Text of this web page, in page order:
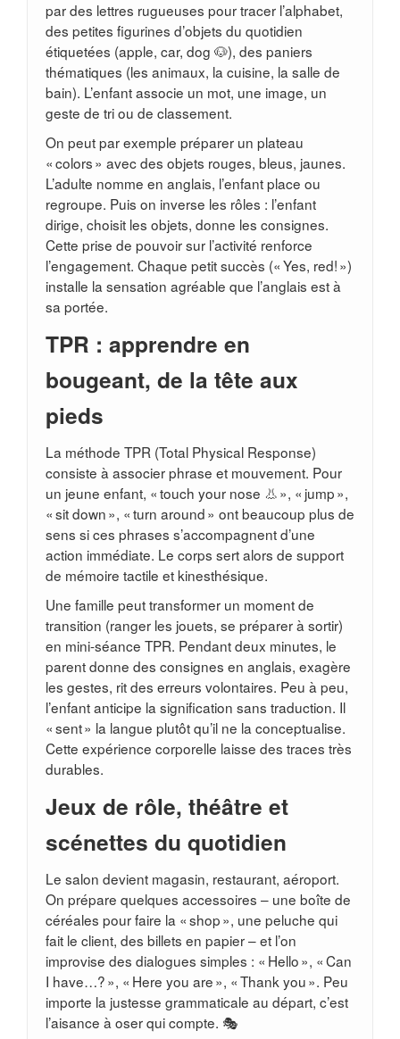
par des lettres rugueuses pour tracer l’alphabet,
des petites figurines d’objets du quotidien
étiquetées (apple, car, dog 🐶), des paniers
thématiques (les animaux, la cuisine, la salle de
bain). L’enfant associe un mot, une image, un
geste de tri ou de classement.
On peut par exemple préparer un plateau
« colors » avec des objets rouges, bleus, jaunes.
L’adulte nomme en anglais, l’enfant place ou
regroupe. Puis on inverse les rôles : l’enfant
dirige, choisit les objets, donne les consignes.
Cette prise de pouvoir sur l’activité renforce
l’engagement. Chaque petit succès (« Yes, red! »)
installe la sensation agréable que l’anglais est à
sa portée.
TPR : apprendre en
bougeant, de la tête aux
pieds
La méthode TPR (Total Physical Response)
consiste à associer phrase et mouvement. Pour
un jeune enfant, « touch your nose 👃 », « jump »,
« sit down », « turn around » ont beaucoup plus de
sens si ces phrases s’accompagnent d’une
action immédiate. Le corps sert alors de support
de mémoire tactile et kinesthésique.
Une famille peut transformer un moment de
transition (ranger les jouets, se préparer à sortir)
en mini-séance TPR. Pendant deux minutes, le
parent donne des consignes en anglais, exagère
les gestes, rit des erreurs volontaires. Peu à peu,
l’enfant anticipe la signification sans traduction. Il
« sent » la langue plutôt qu’il ne la conceptualise.
Cette expérience corporelle laisse des traces très
durables.
Jeux de rôle, théâtre et
scénettes du quotidien
Le salon devient magasin, restaurant, aéroport.
On prépare quelques accessoires – une boîte de
céréales pour faire la « shop », une peluche qui
fait le client, des billets en papier – et l’on
improvise des dialogues simples : « Hello », « Can
I have…? », « Here you are », « Thank you ». Peu
importe la justesse grammaticale au départ, c’est
l’aisance à oser qui compte. 🎭